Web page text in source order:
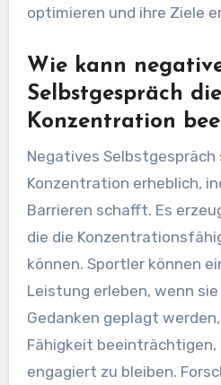
optimieren und ihre Ziele
Wie kann
Selbstgespräch die
Konzentration
Negatives
Konzentration erheblich,
Barrieren schafft. Es
die die
können. Sportler können
Leistung erleben, wenn
Gedanken geplagt
Fähigkeit beeinträchtigen,
engagiert zu bleiben.